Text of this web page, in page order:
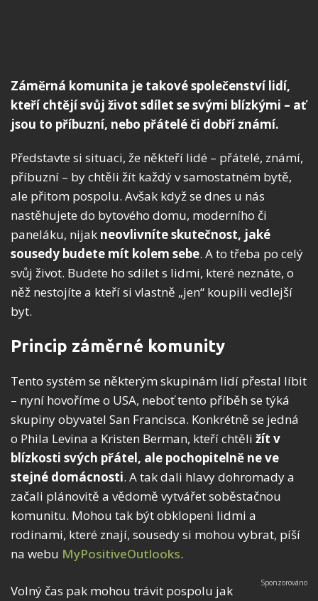
Záměrná komunita je takové společenství lidí,
kteří chtějí svůj život sdílet se svými blízkými – ať
jsou to příbuzní, nebo přátelé či dobří známí.
Představte si situaci, že někteří lidé – přátelé, známí,
příbuzní – by chtěli žít každý v samostatném bytě,
ale přitom pospolu. Avšak když se dnes u nás
nastěhujete do bytového domu, moderního či
paneláku, nijak neovlivníte skutečnost, jaké
sousedy budete mít kolem sebe. A to třeba po celý
svůj život. Budete ho sdílet s lidmi, které neznáte, o
něž nestojíte a kteří si vlastně „jen“ koupili vedlejší
byt.
Princip záměrné komunity
Tento systém se některým skupinám lidí přestal líbit
– nyní hovoříme o USA, neboť tento příběh se týká
skupiny obyvatel San Francisca. Konkrétně se jedná
o Phila Levina a Kristen Berman, kteří chtěli žít v
blízkosti svých přátel, ale pochopitelně ne ve
stejné domácnosti. A tak dali hlavy dohromady a
začali plánovitě a vědomě vytvářet soběstačnou
komunitu. Mohou tak být obklopeni lidmi a
rodinami, které znají, sousedy si mohou vybrat, píší
na webu MyPositiveOutlooks.
Volný čas pak mohou trávit pospolu jak